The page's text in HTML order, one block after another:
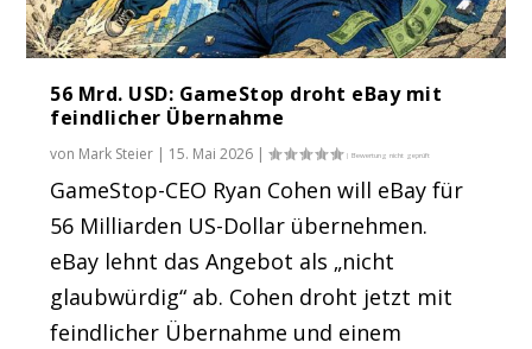
56 Mrd. USD: GameStop droht eBay mit
feindlicher Übernahme
von Mark Steier | 15. Mai 2026 |
GameStop-CEO Ryan Cohen will eBay für
56 Milliarden US-Dollar übernehmen.
eBay lehnt das Angebot als „nicht
glaubwürdig“ ab. Cohen droht jetzt mit
feindlicher Übernahme und einem